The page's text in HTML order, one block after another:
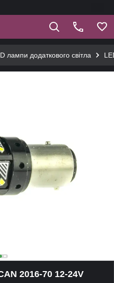
лампи додаткового світла
2016-70 12-24V